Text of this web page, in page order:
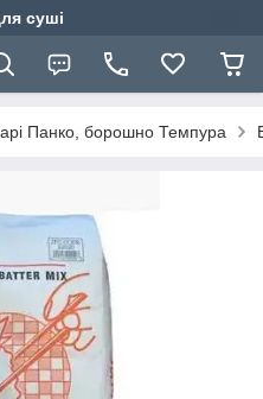
суші
Панко, борошно Темпура